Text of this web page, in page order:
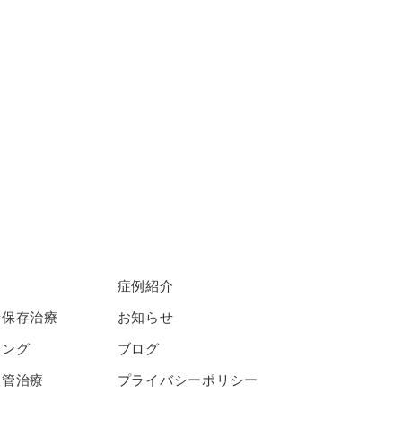
存治療
グ
治療
症例紹介
お知らせ
ブログ
プライバシーポリシー